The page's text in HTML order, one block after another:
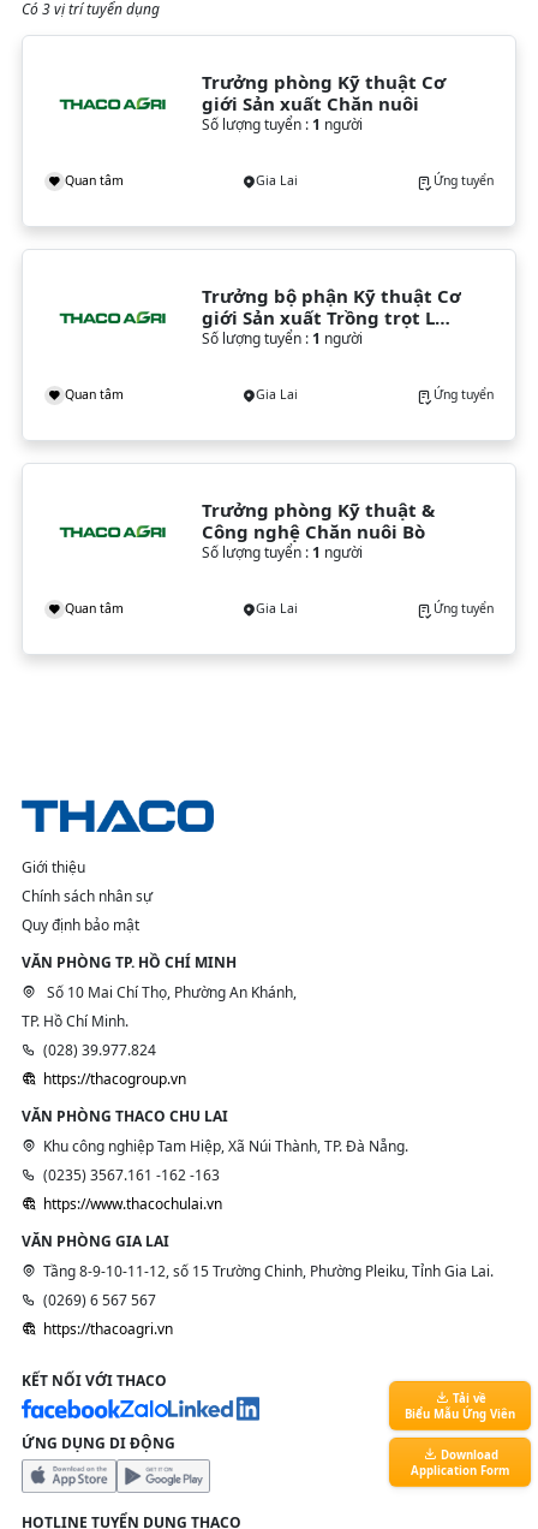
Có 3 vị trí tuyển dụng
Trưởng phòng Kỹ thuật Cơ
giới Sản xuất Chăn nuôi
Số lượng tuyển : 1 người
Quan tâm Gia Lai Ứng tuyển
Trưởng bộ phận Kỹ thuật Cơ
giới Sản xuất Trồng trọt Lúa
& Cây lương thực
Số lượng tuyển : 1 người
Quan tâm Gia Lai Ứng tuyển
Trưởng phòng Kỹ thuật &
Công nghệ Chăn nuôi Bò
Số lượng tuyển : 1 người
Quan tâm Gia Lai Ứng tuyển
Giới thiệu
Chính sách nhân sự
Quy định bảo mật
VĂN PHÒNG TP. HỒ CHÍ MINH
Số 10 Mai Chí Thọ, Phường An Khánh,
TP. Hồ Chí Minh.
(028) 39.977.824
https://thacogroup.vn
VĂN PHÒNG THACO CHU LAI
Khu công nghiệp Tam Hiệp, Xã Núi Thành, TP. Đà Nẵng.
(0235) 3567.161 -162 -163
https://www.thacochulai.vn
VĂN PHÒNG GIA LAI
Tầng 8-9-10-11-12, số 15 Trường Chinh, Phường Pleiku, Tỉnh Gia Lai.
(0269) 6 567 567
https://thacoagri.vn
KẾT NỐI VỚI THACO
ỨNG DỤNG DI ĐỘNG
HOTLINE TUYỂN DỤNG THACO
Tải về
Biểu Mẫu Ứng Viên
Download
Application Form